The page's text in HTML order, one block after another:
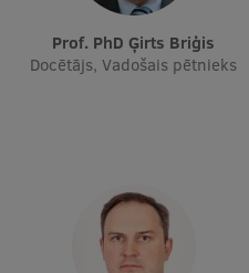
Dati par 2025. gadu
Mūžizglītība
Prof. PhD Ģirts Briģis
Docētājs, Vadošais pētnieks